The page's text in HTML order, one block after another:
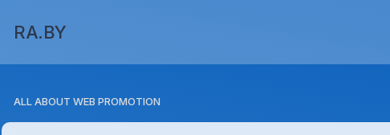
RA.BY
ALL ABOUT WEB PROMOTION